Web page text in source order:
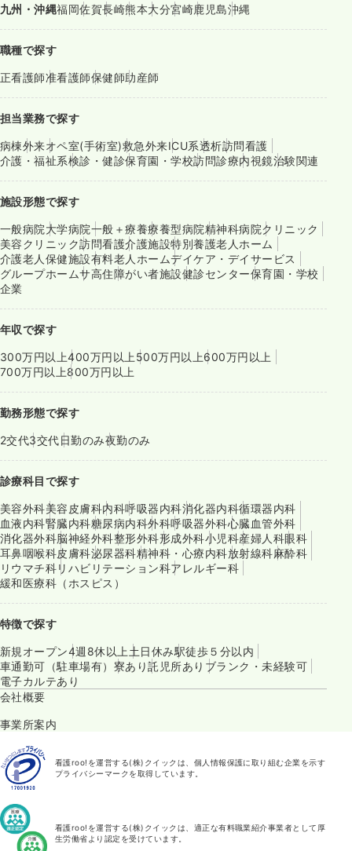
九州・沖縄福岡佐賀長崎熊本大分宮崎鹿児島沖縄
職種で探す
正看護師准看護師保健師助産師
担当業務で探す
病棟外来オペ室(手術室)救急外来ICU系透析訪問看護
介護・福祉系検診・健診保育園・学校訪問診療内視鏡治験関連
施設形態で探す
一般病院大学病院一般＋療養療養型病院精神科病院クリニック
美容クリニック訪問看護介護施設特別養護老人ホーム
介護老人保健施設有料老人ホームデイケア・デイサービス
グループホームサ高住障がい者施設健診センター保育園・学校
企業
年収で探す
300万円以上400万円以上 500万円以上600万円以上
700万円以上800万円以上
勤務形態で探す
2交代3交代日勤のみ夜勤のみ
診療科目で探す
美容外科美容皮膚科内科呼吸器内科消化器内科循環器内科
血液内科腎臓内科糖尿病内科外科呼吸器外科心臓血管外科
消化器外科脳神経外科整形外科形成外科小児科産婦人科眼科
耳鼻咽喉科皮膚科泌尿器科精神科・心療内科放射線科麻酔科
リウマチ科リハビリテーション科アレルギー科
緩和医療科（ホスピス）
特徴で探す
新規オープン4週8休以上 土日休み駅徒歩５分以内
車通勤可（駐車場有） 寮あり託児所あり ブランク・未経験可
電子カルテあり
会社概要
事業所案内
看護roo!を運営する(株)クイックは、個人情報保護に取り組む企業を示す
プライバシーマークを取得しています。
看護roo!を運営する(株)クイックは、適正な有料職業紹介事業者として厚
生労働省より認定を受けています。